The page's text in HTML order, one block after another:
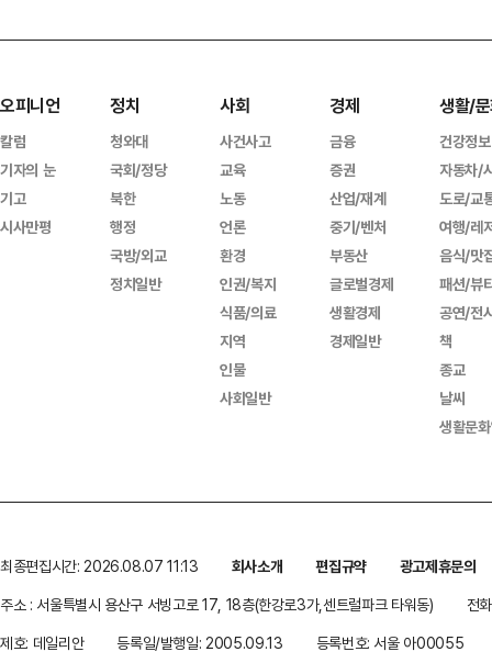
오피니언
칼럼
기자의 눈
기고
시사만평
정치
청와대
국회/정당
북한
행정
국방/외교
정치일반
사회
사건사고
교육
노동
언론
환경
인권/복지
식품/의료
지역
인물
사회일반
경제
금융
증권
산업/재계
중기/벤처
부동산
글로벌경제
생활경제
경제일반
생활/
건강정보
자동차/
도로/교
여행/레
음식/맛
패션/뷰
공연/전
책
종교
날씨
생활문
최종편집시간: 2026.08.07 11:13 회사소개 편집규약
광고제휴문의
주소 : 서울특별시 용산구 서빙고로 17, 18층(한강로3가,센트럴파크 타워동)
전
제호: 데일리안
등록일/발행일: 2005.09.13 등록번호: 서울 아00055